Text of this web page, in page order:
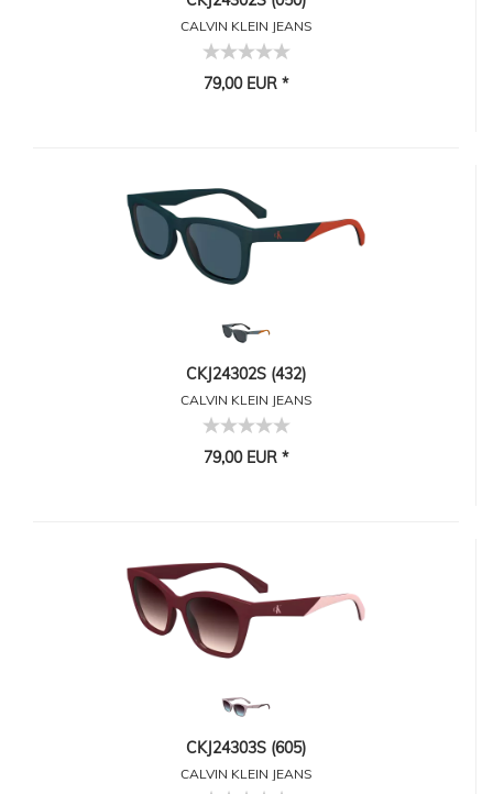
CALVIN KLEIN JEANS
79,00 EUR *
CKJ24302S (432)
CALVIN KLEIN JEANS
79,00 EUR *
CKJ24303S (605)
CALVIN KLEIN JEANS